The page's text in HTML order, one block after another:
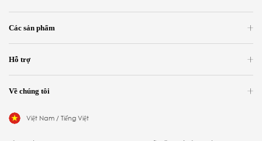
Các sản phẩm
Hỗ trợ
Về chúng tôi
Việt Nam / Tiếng Việt